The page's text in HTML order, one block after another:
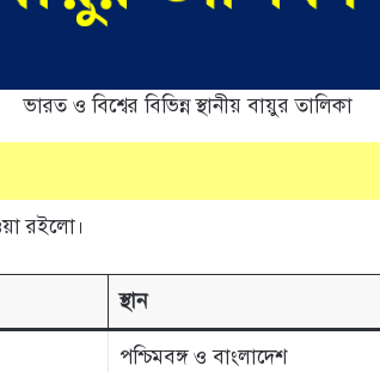
ভারত ও বিশ্বের বিভিন্ন স্থানীয় বায়ুর তালিকা
রইলো।
স্থান
পশ্চিমবঙ্গ ও বাংলাদেশ